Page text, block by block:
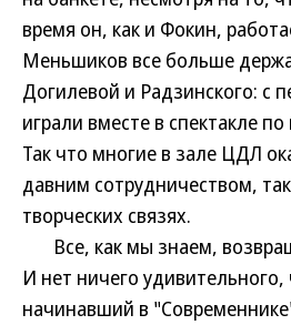
время он, как и Фокин,
Меньшиков все больше
Догилевой и Радзинского: с
играли вместе в спектакле
Так что многие в зале ЦДЛ
давним сотрудничеством,
творческих связях.
Все, как мы знаем,
И нет ничего
начинавший в